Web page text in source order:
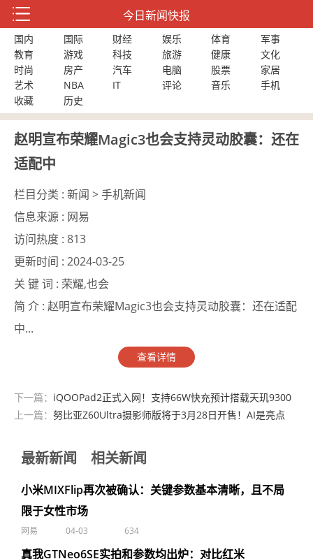
今日新闻快报
国内 国际 财经 娱乐 体育
军事
教育
游戏 科技 旅游 健康
文化
时尚
房产 汽车 电脑 股票
家居
艺术
NBA IT 评论 音乐
手机
收藏
历史
赵明宣布荣耀Magic3也会支持灵动胶囊：还在
适配中
栏目分类 : 新闻 > 手机新闻
信息来源 : 网易
访问热度 : 813
更新时间 : 2024-03-25
关 键 词 : 荣耀,也会
简 介 : 赵明宣布荣耀Magic3也会支持灵动胶囊：还在适配
中...
查看详情
下一篇： iQOOPad2正式入网！支持66W快充预计搭载天玑9300
上一篇： 努比亚Z60Ultra摄影师版将于3月28日开售！AI是亮点
最新新闻 相关新闻
小米MIXFlip再次被确认：关键参数基本清晰，且不局
限于女性市场
网易 04-03 634
真我GTNeo6SE实拍和参数均出炉：对比红米